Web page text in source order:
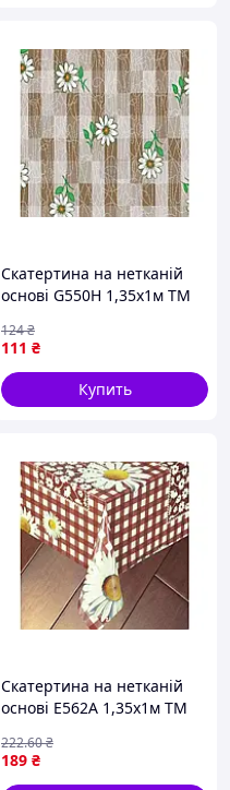
Скатертина на нетканій
основі G550H 1,35x1м ТМ
111 ₴
124₴
Купить
Скатертина на нетканій
основі E562A 1,35x1м ТМ
189 ₴
222.60₴